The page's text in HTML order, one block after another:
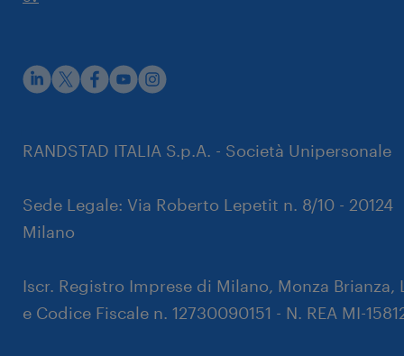
RANDSTAD ITALIA S.p.A. - Società Unipersonale
Sede Legale: Via Roberto Lepetit n. 8/10 - 20124
Milano
Iscr. Registro Imprese di Milano, Monza Brianza,
e Codice Fiscale n. 12730090151 - N. REA MI-